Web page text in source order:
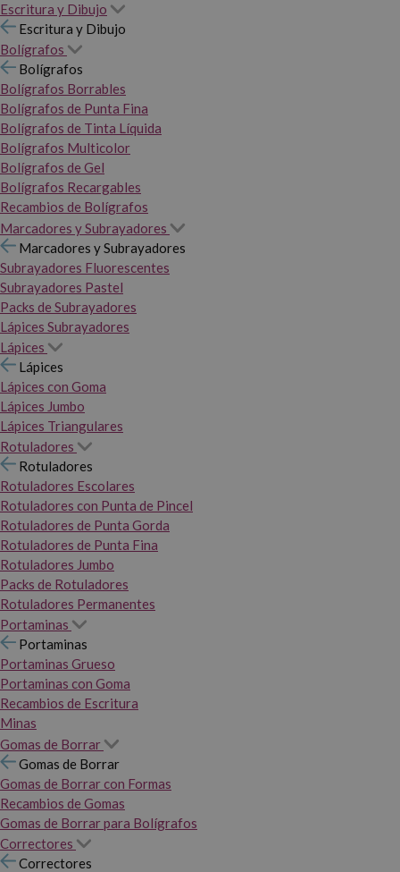
Escritura y Dibujo
Escritura y Dibujo
Bolígrafos
Bolígrafos
Bolígrafos Borrables
Bolígrafos de Punta Fina
Bolígrafos de Tinta Líquida
Bolígrafos Multicolor
Bolígrafos de Gel
Bolígrafos Recargables
Recambios de Bolígrafos
Marcadores y Subrayadores
Marcadores y Subrayadores
Subrayadores Fluorescentes
Subrayadores Pastel
Packs de Subrayadores
Lápices Subrayadores
Lápices
Lápices
Lápices con Goma
Lápices Jumbo
Lápices Triangulares
Rotuladores
Rotuladores
Rotuladores Escolares
Rotuladores con Punta de Pincel
Rotuladores de Punta Gorda
Rotuladores de Punta Fina
Rotuladores Jumbo
Packs de Rotuladores
Rotuladores Permanentes
Portaminas
Portaminas
Portaminas Grueso
Portaminas con Goma
Recambios de Escritura
Minas
Gomas de Borrar
Gomas de Borrar
Gomas de Borrar con Formas
Recambios de Gomas
Gomas de Borrar para Bolígrafos
Correctores
Correctores